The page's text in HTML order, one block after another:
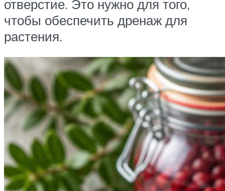
отверстие. Это нужно для того,
чтобы обеспечить дренаж для
растения.